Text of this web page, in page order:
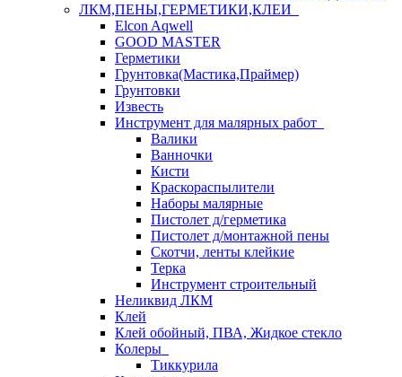
ЛКМ,ПЕНЫ,ГЕРМЕТИКИ,КЛЕИ
Elcon Aqwell
GOOD MASTER
Герметики
Грунтовка(Мастика,Праймер)
Грунтовки
Известь
Инструмент для малярных работ
Валики
Ванночки
Кисти
Краскораспылители
Наборы малярные
Пистолет д/герметика
Пистолет д/монтажной пены
Скотчи, ленты клейкие
Терка
Инструмент строительный
Неликвид ЛКМ
Клей
Клей обойный, ПВА, Жидкое стекло
Колеры
Тиккурила